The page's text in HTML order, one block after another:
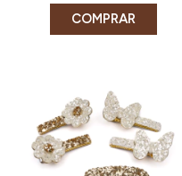
COMPRAR